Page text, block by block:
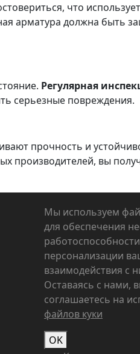
что
арматура должна быть
Регулярная
серьезные повреждения.
прочность и
производителей, вы
Мы используем
для обеспечения
персонализации
взаимодействия с
Оставаясь с нами,
соглашаетесь на
файлов куки
OK